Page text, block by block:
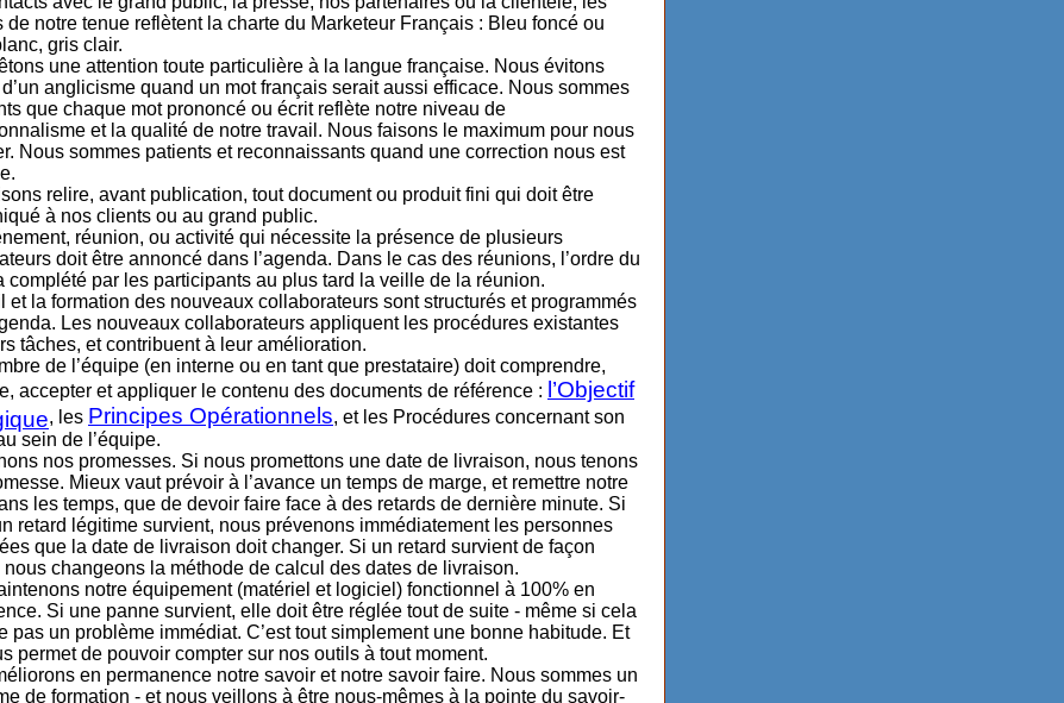
de notre tenue reflètent la charte du Marketeur Français : Bleu foncé ou
gris clair.
une attention toute particulière à la langue française. Nous évitons
d’un anglicisme quand un mot français serait aussi efficace. Nous sommes
que chaque mot prononcé ou écrit reflète notre niveau de
et la qualité de notre travail. Nous faisons le maximum pour nous
Nous sommes patients et reconnaissants quand une correction nous est
relire, avant publication, tout document ou produit fini qui doit être
à nos clients ou au grand public.
réunion, ou activité qui nécessite la présence de plusieurs
doit être annoncé dans l’agenda. Dans le cas des réunions, l’ordre du
complété par les participants au plus tard la veille de la réunion.
et la formation des nouveaux collaborateurs sont structurés et programmés
Les nouveaux collaborateurs appliquent les procédures existantes
tâches, et contribuent à leur amélioration.
de l’équipe (en interne ou en tant que prestataire) doit comprendre,
accepter et appliquer le contenu des documents de référence : l’Objectif
, les Principes Opérationnels, et les Procédures concernant son
sein de l’équipe.
nos promesses. Si nous promettons une date de livraison, nous tenons
Mieux vaut prévoir à l’avance un temps de marge, et remettre notre
les temps, que de devoir faire face à des retards de dernière minute. Si
retard légitime survient, nous prévenons immédiatement les personnes
que la date de livraison doit changer. Si un retard survient de façon
nous changeons la méthode de calcul des dates de livraison.
notre équipement (matériel et logiciel) fonctionnel à 100% en
Si une panne survient, elle doit être réglée tout de suite - même si cela
pas un problème immédiat. C’est tout simplement une bonne habitude. Et
permet de pouvoir compter sur nos outils à tout moment.
en permanence notre savoir et notre savoir faire. Nous sommes un
de formation - et nous veillons à être nous-mêmes à la pointe du savoir-